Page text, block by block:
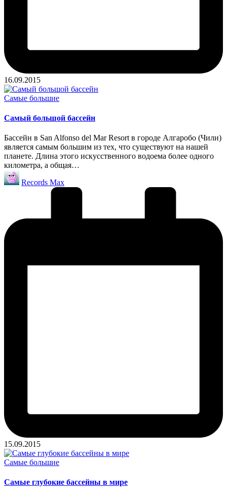
16.09.2015
Опубликовано
Самые большие
Самый большой бассейн
Бассейн в San Alfonso del Mar Resort в городе Алгаробо (Чили)
является самым большим из тех, что существуют на нашей
планете. Длина этого искусственного водоема более одного
километра, а общая…
Запись
от
Records Max
15.09.2015
Опубликовано
Самые большие
Самые глубокие бассейны в мире